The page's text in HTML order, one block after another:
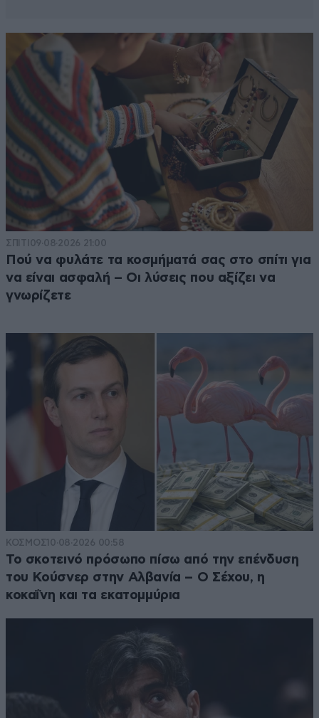
ΣΠΙΤΙ 09·08·2026 21:00
Πού να φυλάτε τα κοσμήματά σας στο σπίτι για
να είναι ασφαλή – Οι λύσεις που αξίζει να
γνωρίζετε
ΚΟΣΜΟΣ10·08·2026 00:58
Το σκοτεινό πρόσωπο πίσω από την επένδυση
του Κούσνερ στην Αλβανία – Ο Σέχου, η
κοκαΐνη και τα εκατομμύρια